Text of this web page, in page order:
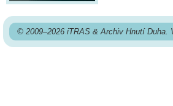
© 2009–2026 iTRAS & Archiv Hnutí Duha.